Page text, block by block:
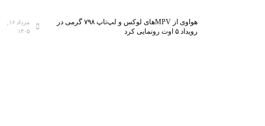
هواوی از MPVهای لوکس و لپ‌تاپ ۷۹۸ گرمی در
رویداد ۵ اوت رونمایی کرد
۱۴۰۵